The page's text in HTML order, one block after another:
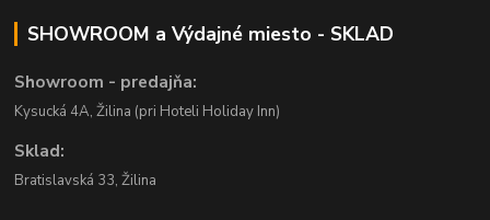
SHOWROOM a Výdajné miesto - SKLAD
Showroom - predajňa:
Kysucká 4A, Žilina (pri Hoteli Holiday Inn)
Sklad:
Bratislavská 33, Žilina